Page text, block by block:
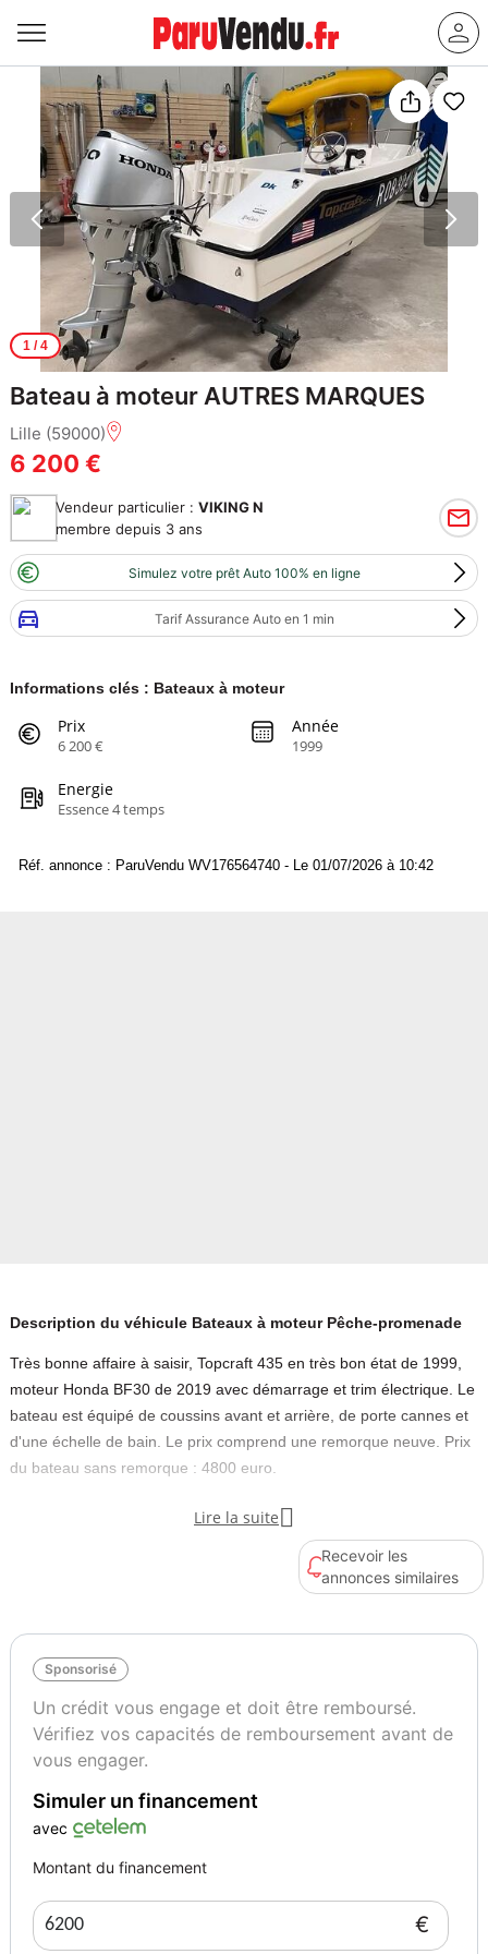
1/ 4
Bateau à moteur AUTRES MARQUES
Lille (59000)
6 200 €
Vendeur particulier : VIKING N
membre depuis 3 ans
Simulez votre prêt Auto 100% en ligne
Tarif Assurance Auto en 1 min
Informations clés : Bateaux à moteur
Prix
6 200 €
Année
1999
Energie
Essence 4 temps
Réf. annonce : ParuVendu WV176564740 - Le 01/07/2026 à 10:42
Description du véhicule Bateaux à moteur Pêche-promenade
Très bonne affaire à saisir, Topcraft 435 en très bon état de 1999,
moteur Honda BF30 de 2019 avec démarrage et trim électrique. Le
bateau est équipé de coussins avant et arrière, de porte cannes et
d'une échelle de bain. Le prix comprend une remorque neuve. Prix
du bateau sans remorque : 4800 euro.
Le bateau est visible en région Nord, prêt à naviguer, offre de
financement possible sous réserve de l'acceptation du dossier par
l'organisme de financement, me contacter pour infos ou rdv,
Type de bateau
Pêche-promenade
Nombre de moteurs
Puissance totale moteur(s)
Lire la suite 
Recevoir les
annonces similaires
Sponsorisé
Un crédit vous engage et doit être remboursé.
Vérifiez vos capacités de remboursement avant de
vous engager.
Simuler un financement
avec
Montant du financement
€